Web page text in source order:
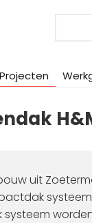
Projecten
uit